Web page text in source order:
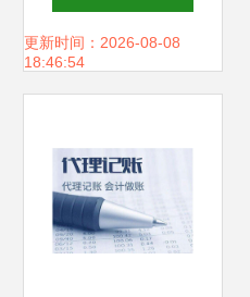
账与公司注册服务
更新时间：2026-08-08
18:46:54